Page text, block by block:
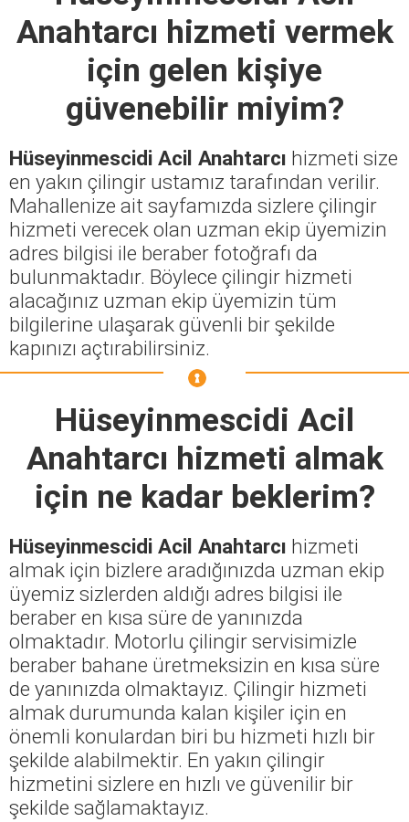
Anahtarcı hizmeti vermek
için gelen kişiye
güvenebilir miyim?
Hüseyinmescidi Acil Anahtarcı hizmeti size
en yakın çilingir ustamız tarafından verilir.
Mahallenize ait sayfamızda sizlere çilingir
hizmeti verecek olan uzman ekip üyemizin
adres bilgisi ile beraber fotoğrafı da
bulunmaktadır. Böylece çilingir hizmeti
alacağınız uzman ekip üyemizin tüm
bilgilerine ulaşarak güvenli bir şekilde
kapınızı açtırabilirsiniz.
Hüseyinmescidi Acil
Anahtarcı hizmeti almak
için ne kadar beklerim?
Hüseyinmescidi Acil Anahtarcı hizmeti
almak için bizlere aradığınızda uzman ekip
üyemiz sizlerden aldığı adres bilgisi ile
beraber en kısa süre de yanınızda
olmaktadır. Motorlu çilingir servisimizle
beraber bahane üretmeksizin en kısa süre
de yanınızda olmaktayız. Çilingir hizmeti
almak durumunda kalan kişiler için en
önemli konulardan biri bu hizmeti hızlı bir
şekilde alabilmektir. En yakın çilingir
hizmetini sizlere en hızlı ve güvenilir bir
şekilde sağlamaktayız.